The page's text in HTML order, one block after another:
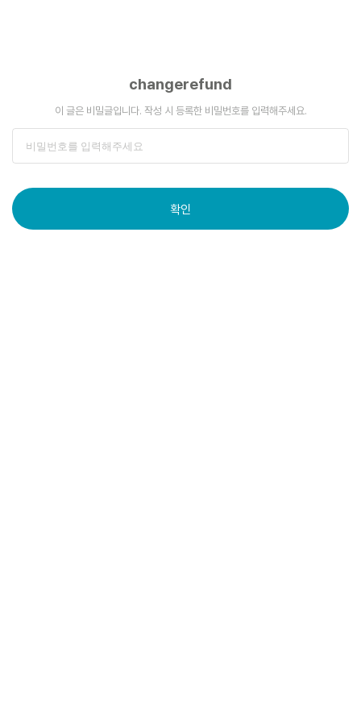
changerefund
이 글은 비밀글입니다. 작성 시 등록한 비밀번호를 입력해주세요.
확인